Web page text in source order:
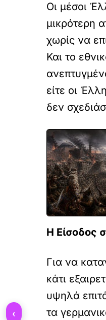
Οι μέσοι
μικρότερη
χωρίς να
Και το
είτε οι
δεν
Η Είσοδος
Για να
κάτι
υψηλά
τα
‹